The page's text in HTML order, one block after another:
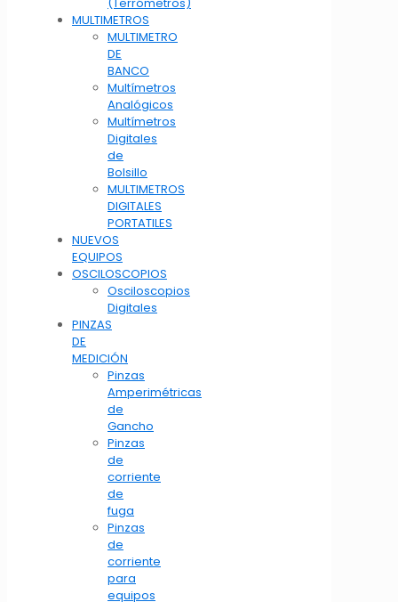
MULTIMETROS
MULTIMETRO
DE
BANCO
Multímetros
Analógicos
Multímetros
Digitales
de
Bolsillo
MULTIMETROS
DIGITALES
PORTATILES
NUEVOS
EQUIPOS
OSCILOSCOPIOS
Osciloscopios
Digitales
PINZAS
DE
MEDICIÓN
Pinzas
Amperimétricas
de
Gancho
Pinzas
de
corriente
de
fuga
Pinzas
de
corriente
para
equipos